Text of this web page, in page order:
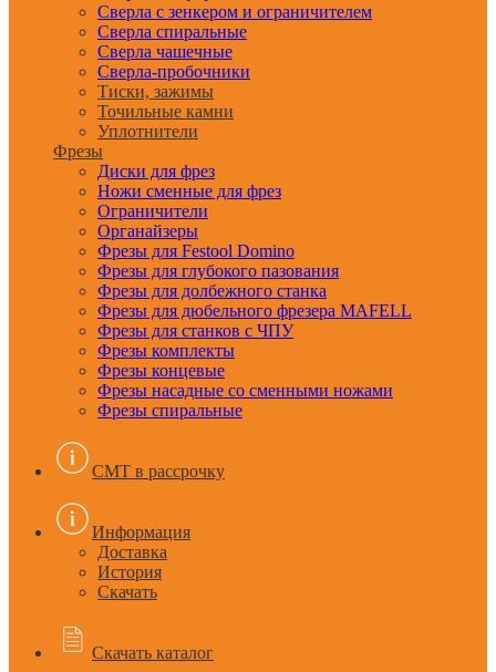
Сверла с зенкером и ограничителем
Сверла спиральные
Сверла чашечные
Сверла-пробочники
Тиски, зажимы
Точильные камни
Уплотнители
Фрезы
Диски для фрез
Ножи сменные для фрез
Ограничители
Органайзеры
Фрезы для Festool Domino
Фрезы для глубокого пазования
Фрезы для долбежного станка
Фрезы для дюбельного фрезера MAFELL
Фрезы для станков с ЧПУ
Фрезы комплекты
Фрезы концевые
Фрезы насадные со сменными ножами
Фрезы спиральные
CMT в рассрочку
Информация
Доставка
История
Скачать
Скачать каталог